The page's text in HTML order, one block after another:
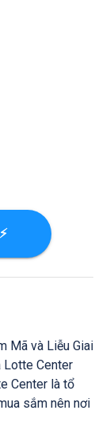
Mã và Liễu Giai
Lotte Center
Center là tổ
sắm nên nơi